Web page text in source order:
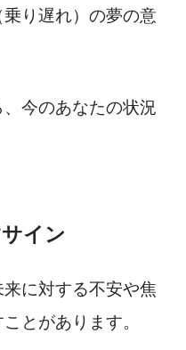
り遅れ）の夢の意
今のあなたの状況
イン
に対する不安や焦
とがあります。